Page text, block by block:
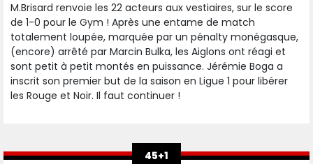
M.Brisard renvoie les 22 acteurs aux vestiaires, sur le score
de 1-0 pour le Gym ! Après une entame de match
totalement loupée, marquée par un pénalty monégasque,
(encore) arrêté par Marcin Bulka, les Aiglons ont réagi et
sont petit à petit montés en puissance. Jérémie Boga a
inscrit son premier but de la saison en Ligue 1 pour libérer
les Rouge et Noir. Il faut continuer !
45+1